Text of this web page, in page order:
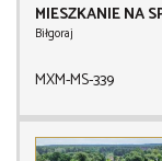
MIESZKANIE NA
Biłgoraj
MXM-MS-339